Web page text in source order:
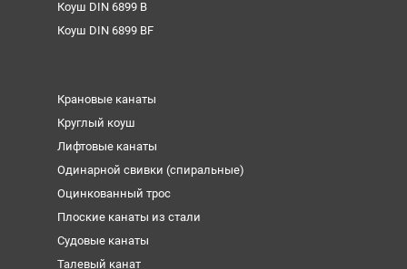
Коуш DIN 6899 B
Коуш DIN 6899 BF
Крановые канаты
Круглый коуш
Лифтовые канаты
Одинарной свивки (спиральные)
Оцинкованный трос
Плоские канаты из стали
Судовые канаты
Талевый канат